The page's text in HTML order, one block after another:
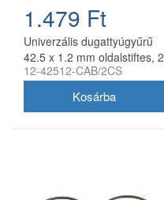
1.479 Ft
Univerzális dugattyúgyűrű
42.5 x 1.2 mm oldalstiftes, 2
db/csomag, utángyártott
12-42512-CAB/2CS